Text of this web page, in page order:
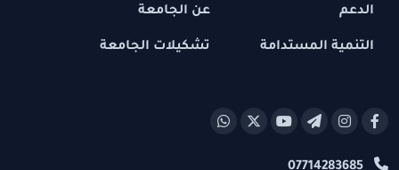
الدعم
التنمية المستدامة
عن الجامعة
تشكيلات الجامعة
07714283685